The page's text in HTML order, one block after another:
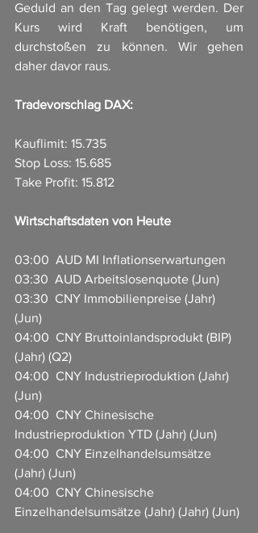
Geduld an den Tag gelegt werden. Der
Kurs wird Kraft benötigen, um
durchstoßen zu können. Wir gehen
daher davor raus.
Tradevorschlag DAX:
Kauflimit: 15.735
Stop Loss: 15.685
Take Profit: 15.812
Wirtschaftsdaten von Heute
03:00  AUD MI Inflationserwartungen
03:30  AUD Arbeitslosenquote (Jun)
03:30  CNY Immobilienpreise (Jahr)
(Jun)
04:00  CNY Bruttoinlandsprodukt (BIP)
(Jahr) (Q2)
04:00  CNY Industrieproduktion (Jahr)
(Jun)
04:00  CNY Chinesische
Industrieproduktion YTD (Jahr) (Jun)
04:00  CNY Einzelhandelsumsätze
(Jahr) (Jun)
04:00  CNY Chinesische
Einzelhandelsumsätze (Jahr) (Jahr) (Jun)